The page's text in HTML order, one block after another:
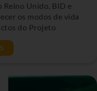
Reino Unido, BID e
os modos de vida
do Projeto